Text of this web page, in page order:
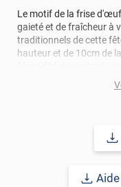
Le motif de la frise
gaieté et de fraîcheur à
traditionnels de cette
hauteur et de 10cm de
facilement sur la
résidus, permettant